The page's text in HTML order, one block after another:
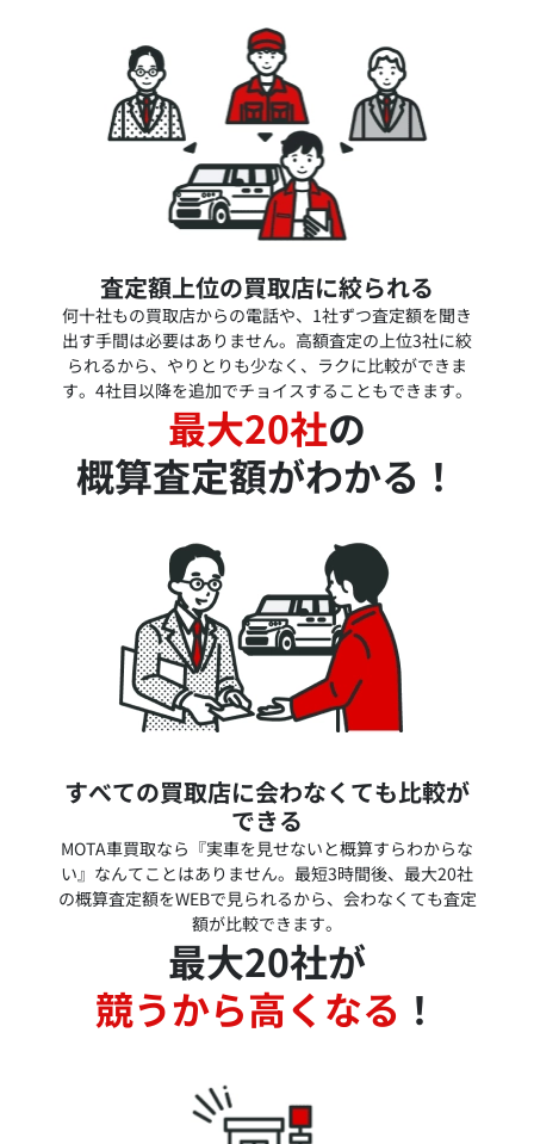
査定額上位の買取店に絞られる
何十社もの買取店からの電話や、1社ずつ査定額を聞き
出す手間は必要はありません。高額査定の上位3社に絞
られるから、やりとりも少なく、ラクに比較ができま
す。4社目以降を追加でチョイスすることもできます。
最大20社の
概算査定額がわかる！
すべての買取店に会わなくても比較が
できる
MOTA車買取なら『実車を見せないと概算すらわからな
い』なんてことはありません。最短3時間後、最大20社
の概算査定額をWEBで見られるから、会わなくても査定
額が比較できます。
最大20社が
競うから高くなる ！